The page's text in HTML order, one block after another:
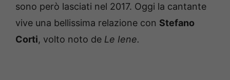
sono però lasciati nel 2017. Oggi la cantante
vive una bellissima relazione con Stefano
Corti, volto noto de Le Iene.